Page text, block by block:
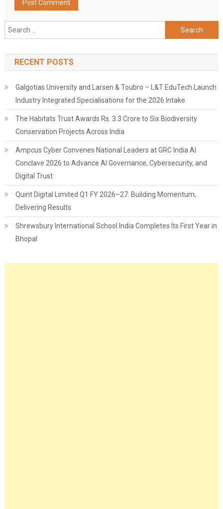
Search
for:
RECENT POSTS
Galgotias University and Larsen & Toubro – L&T EduTech Launch
Industry Integrated Specialisations for the 2026 Intake
The Habitats Trust Awards Rs. 3.3 Crore to Six Biodiversity
Conservation Projects Across India
Ampcus Cyber Convenes National Leaders at GRC India AI
Conclave 2026 to Advance AI Governance, Cybersecurity, and
Digital Trust
Quint Digital Limited Q1 FY 2026–27: Building Momentum,
Delivering Results
Shrewsbury International School India Completes Its First Year in
Bhopal